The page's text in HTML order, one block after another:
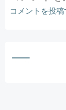
コメントを投